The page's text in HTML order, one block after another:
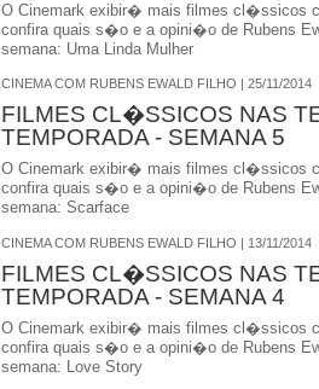
O Cinemark exibir� mais filmes cl�ssicos
confira quais s�o e a opini�o de Rubens
semana: Uma Linda Mulher
CINEMA COM RUBENS EWALD FILHO | 25/11/2014
FILMES CL�SSICOS NAS
TEMPORADA - SEMANA 5
O Cinemark exibir� mais filmes cl�ssicos
confira quais s�o e a opini�o de Rubens
semana: Scarface
CINEMA COM RUBENS EWALD FILHO | 13/11/2014
FILMES CL�SSICOS NAS
TEMPORADA - SEMANA 4
O Cinemark exibir� mais filmes cl�ssicos
confira quais s�o e a opini�o de Rubens
semana: Love Story